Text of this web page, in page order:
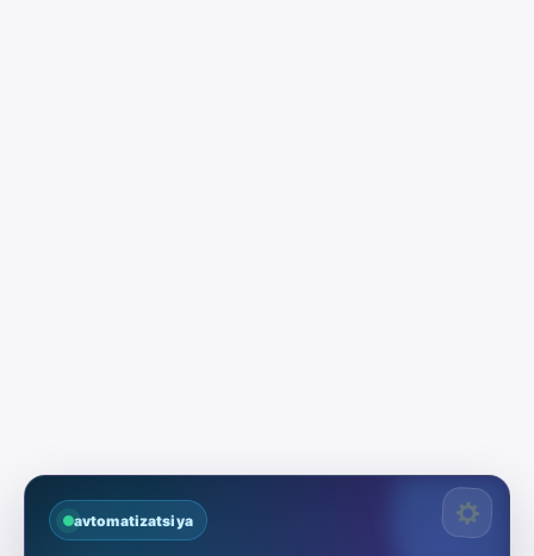
avtomatizatsiya